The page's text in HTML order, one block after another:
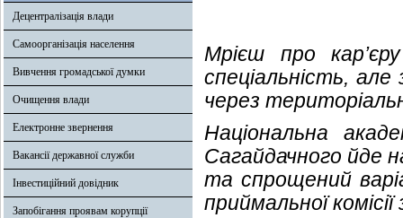
Децентралізація влади
Самоорганізація населення
Вивчення громадської думки
Очищення влади
Електронне звернення
Вакансії державної служби
Інвестиційний довідник
Запобігання проявам корупції
Мрієш про
спеціальність,
через
Національна
Сагайдачного йде
та спрощений
приймальної комісії